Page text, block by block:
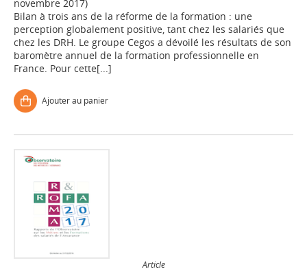
novembre 2017)
Bilan à trois ans de la réforme de la formation : une
perception globalement positive, tant chez les salariés que
chez les DRH. Le groupe Cegos a dévoilé les résultats de son
baromètre annuel de la formation professionnelle en
France. Pour cette[...]
Ajouter au panier
Article